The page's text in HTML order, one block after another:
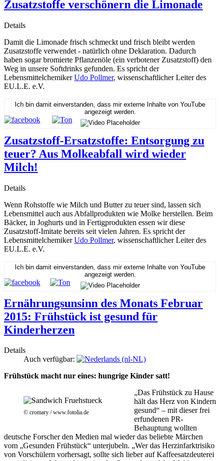
Zusatzstoffe verschönern die Limonade
Details
Damit die Limonade frisch schmeckt und frisch bleibt werden
Zusatzstoffe verwendet - natürlich ohne Deklaration. Dadurch
haben sogar bromierte Pflanzenöle (ein verbotener Zusatzstoff) den
Weg in unsere Softdrinks gefunden. Es spricht der
LebensmittelchemikerUdo Pollmer, wissenschaftlicher Leiter des
EU.L.E. e.V.
Ich bin damit einverstanden, dass mir externe Inhalte von YouTube
angezeigt werden.
Zusatzstoff-Ersatzstoffe: Entsorgung zu
teuer? Aus Molkeabfall wird wieder
Milch!
Details
Wenn Rohstoffe wie Milch und Butter zu teuer sind, lassen sich
Lebensmittel auch aus Abfallprodukten wie Molke herstellen. Beim
Bäcker, in Joghurts und in Fertigprodukten essen wir diese
Zusatzstoff-Imitate bereits seit vielen Jahren. Es spricht der
LebensmittelchemikerUdo Pollmer, wissenschaftlicher Leiter des
EU.L.E. e.V.
Ich bin damit einverstanden, dass mir externe Inhalte von YouTube
angezeigt werden.
Ernährungsunsinn des Monats Februar
2015: Frühstück ist gesund für
Kinderherzen
Details
Auch verfügbar:
Frühstück macht nur eines: hungrige Kinder satt!
© cromary / www.fotolia.de
„Das Frühstück zu Hause
hält das Herz von Kindern
gesund“ – mit dieser frei
erfundenen PR-
Behauptung wollten
deutsche Forscher den Medien mal wieder das beliebte Märchen
vom „Gesunden Frühstück“ unterjubeln. „Wer das Herzinfarktrisiko
von Vorschülern vorhersagt, sollte sich lieber auf Kaffeesatzdeuterei